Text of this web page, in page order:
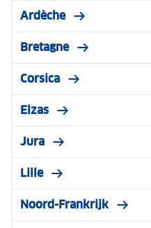
Ardèche
Bretagne
Corsica
Elzas
Jura
Lille
Noord-Frankrijk